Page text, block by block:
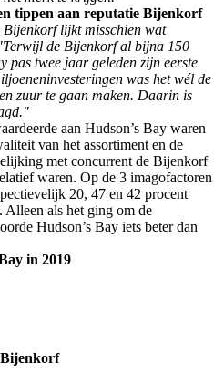
tippen aan reputatie Bijenkorf
Bijenkorf lijkt misschien wat
de Bijenkorf al bijna 150
pas twee jaar geleden zijn eerste
was het wél de
zuur te gaan maken. Daarin is
aan Hudson’s Bay waren
van het assortiment en de
met concurrent de Bijenkorf
waren. Op de 3 imagofactoren
20, 47 en 42 procent
als het ging om de
Hudson’s Bay iets beter dan
in 2019
Bijenkorf